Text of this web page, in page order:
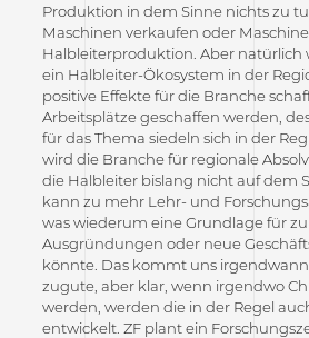
Produktion in dem Sinne nichts zu
Maschinen verkaufen oder
Halbleiterproduktion. Aber natürlich
ein Halbleiter-Ökosystem in der
positive Effekte für die Branche
Arbeitsplätze geschaffen werden,
für das Thema siedeln sich in der
wird die Branche für regionale
die Halbleiter bislang nicht auf dem
kann zu mehr Lehr- und
was wiederum eine Grundlage für
Ausgründungen oder neue
könnte. Das kommt uns
zugute, aber klar, wenn irgendwo
werden, werden die in der Regel
entwickelt. ZF plant ein